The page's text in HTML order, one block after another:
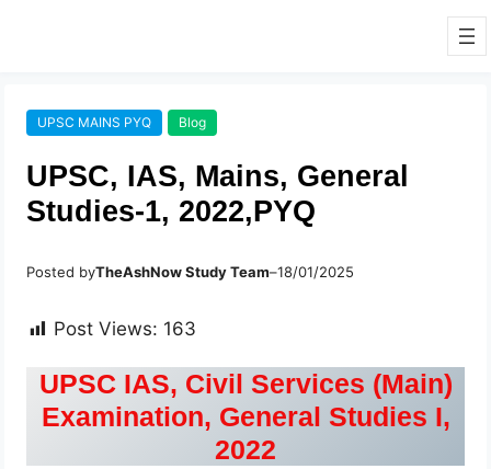
UPSC MAINS PYQ Blog
UPSC, IAS, Mains, General
Studies-1, 2022,PYQ
Posted byTheAshNow Study Team–18/01/2025
Post Views: 163
UPSC IAS, Civil Services (Main)
Examination, General Studies I,
2022